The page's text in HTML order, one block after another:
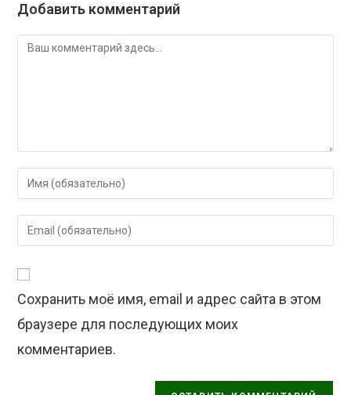
Добавить комментарий
Комментарий
Введите
свое
имя
или
чтобы
Введите
свой
адрес,
чтобы
прокомментировать
Сохранить моё имя, email и адрес сайта в этом
браузере для последующих моих
комментариев.